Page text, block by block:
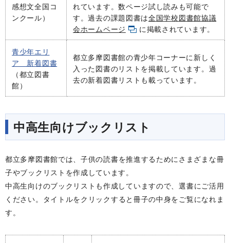
感想文全国コ
ンクール）
れています。数ページ試し読みも可能で
す。過去の課題図書は全国学校図書館協議
会ホームページ
に掲載されています。
青少年エリ
ア 新着図書
（都立図書
館）
都立多摩図書館の青少年コーナーに新しく
入った図書のリストを掲載しています。過
去の新着図書リストも載っています。
中高生向けブックリスト
都立多摩図書館では、 子供の読書を推進するためにさまざまな冊
子やブックリストを作成しています。
中高生向けのブックリストも作成していますので、選書にご活用
ください。タイトルをクリックすると冊子の中身をご覧になれま
す。